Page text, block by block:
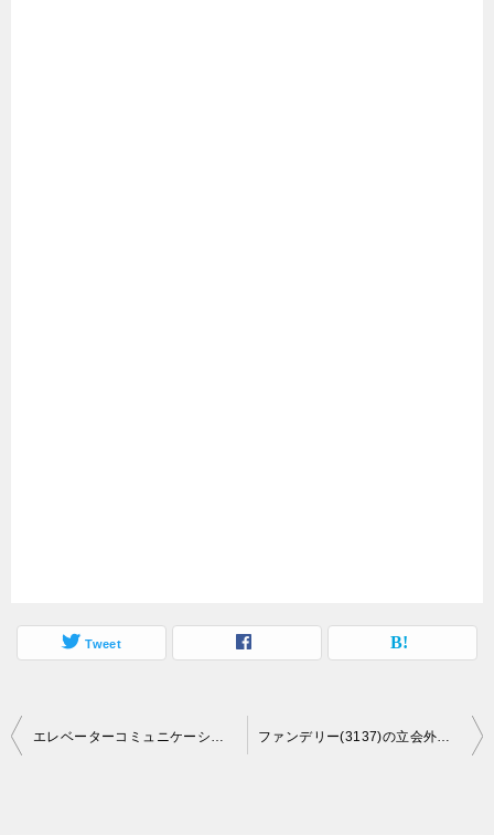
Tweet
投
エレベーターコミュニケーションズ(353A)の立会外分売情報 ファンデリー(3137)の立会外分売情報